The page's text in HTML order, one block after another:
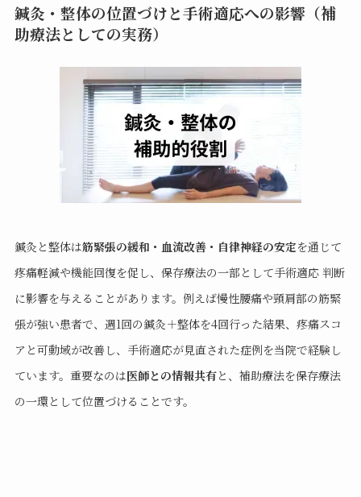
鍼灸・整体の位置づけと手術適応への影響（補
助療法としての実務）
鍼灸と整体は筋緊張の緩和・血流改善・自律神経の安定を通じて
疼痛軽減や機能回復を促し、保存療法の一部として手術適応 判断
に影響を与えることがあります。例えば慢性腰痛や頸肩部の筋緊
張が強い患者で、週1回の鍼灸＋整体を4回行った結果、疼痛スコ
アと可動域が改善し、手術適応が見直された症例を当院で経験し
ています。重要なのは医師との情報共有と、補助療法を保存療法
の一環として位置づけることです。